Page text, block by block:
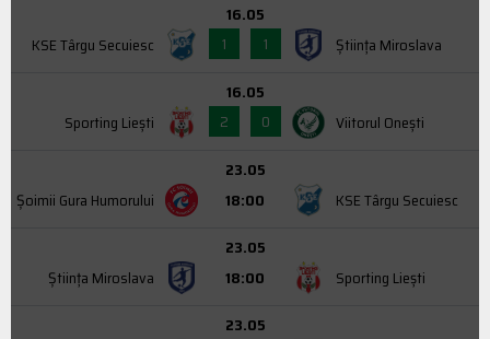
KSE Târgu Secuiesc
16.05
1
1 Știința Miroslava
Sporting Liești
16.05
2
0 Viitorul Onești
Şoimii Gura Humorului
23.05
18:00
KSE Târgu Secuiesc
Știința Miroslava
23.05
18:00
Sporting Liești
23.05